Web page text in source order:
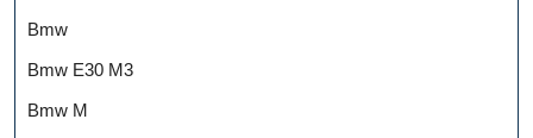
Bmw
Bmw E30 M3
Bmw M